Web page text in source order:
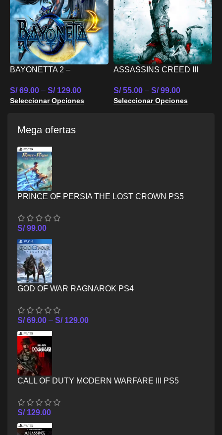
BAYONETTA 2 –
S/69.00 – S/129.00
Seleccionar Opciones
ASSASSINS CREED III
NINTENDO SWITCH
S/55.00 – S/99.00
Seleccionar Opciones
Mega ofertas
PRINCE OF PERSIA THE LOST CROWN PS5
S/99.00
GOD OF WAR RAGNAROK PS4
S/69.00 – S/129.00
CALL OF DUTY MODERN WARFARE III PS5
S/129.00